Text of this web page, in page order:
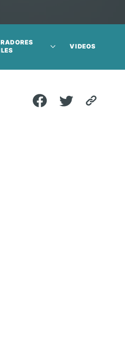
VIDEOS